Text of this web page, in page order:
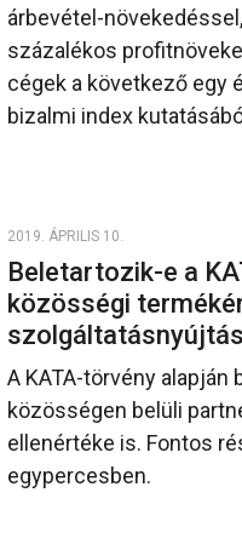
árbevétel-
százalékos
cégek a következő egy
bizalmi index
2019. ÁPRILIS 10.
Beletartozik-e a
közösségi
A KATA-törvény alapján
közösségen belüli
ellenértéke is. Fontos
egypercesben.